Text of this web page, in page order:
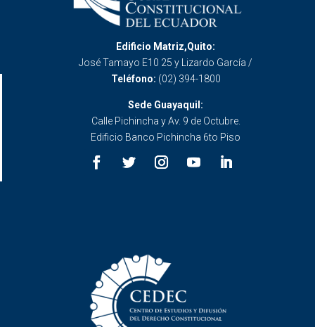
Edificio Matriz,Quito:
José Tamayo E10 25 y Lizardo García /
Teléfono: (02) 394-1800
Sede Guayaquil:
Calle Pichincha y Av. 9 de Octubre.
Edificio Banco Pichincha 6to Piso